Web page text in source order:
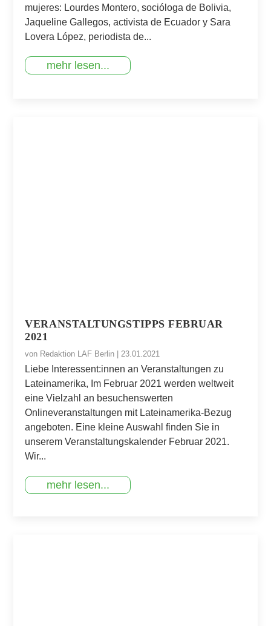
mujeres: Lourdes Montero, socióloga de Bolivia,
Jaqueline Gallegos, activista de Ecuador y Sara
Lovera López, periodista de...
mehr lesen...
VERANSTALTUNGSTIPPS FEBRUAR
2021
von Redaktion LAF Berlin | 23.01.2021
Liebe Interessent:innen an Veranstaltungen zu
Lateinamerika, Im Februar 2021 werden weltweit
eine Vielzahl an besuchenswerten
Onlineveranstaltungen mit Lateinamerika-Bezug
angeboten. Eine kleine Auswahl finden Sie in
unserem Veranstaltungskalender Februar 2021.
Wir...
mehr lesen...